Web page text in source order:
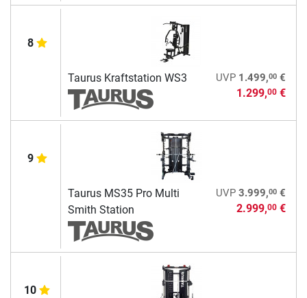
8
Taurus Kraftstation WS3 UVP 1.499,00€
1.299,00€
9
Taurus MS35 Pro Multi
Smith Station
UVP 3.999,00€
2.999,00€
10